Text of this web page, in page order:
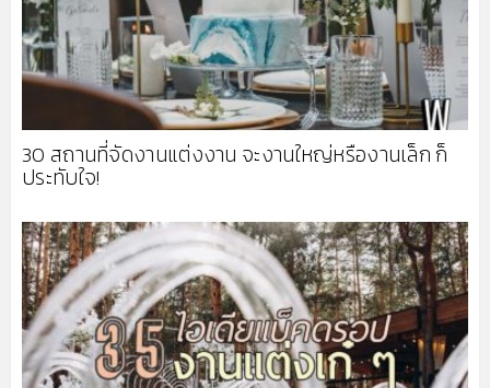
30 สถานที่จัดงานแต่งงาน จะงานใหญ่หรืองานเล็ก ก็
ประทับใจ!